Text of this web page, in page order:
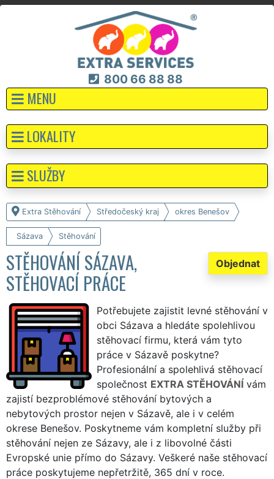
800 66 88 88
MENU
Extra Stěhování Středočeský kraj okres Benešov
Sázava Stěhování
Objednat
STĚHOVÁNÍ SÁZAVA,
STĚHOVACÍ PRÁCE
Potřebujete zajistit levné stěhování v
obci Sázava a hledáte spolehlivou
stěhovací firmu, která vám tyto
práce v Sázavě poskytne?
Profesionální a spolehlivá stěhovací
společnost EXTRA STĚHOVÁNÍ vám
zajistí bezproblémové stěhování bytových a
nebytových prostor nejen v Sázavě, ale i v celém
okrese Benešov. Poskytneme vám kompletní služby při
stěhování nejen ze Sázavy, ale i z libovolné části
Evropské unie přímo do Sázavy. Veškeré naše stěhovací
práce poskytujeme nepřetržitě, 365 dní v roce.
LOKALITY
SLUŽBY